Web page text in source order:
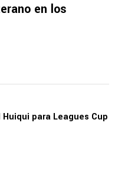
en los
para Leagues Cup